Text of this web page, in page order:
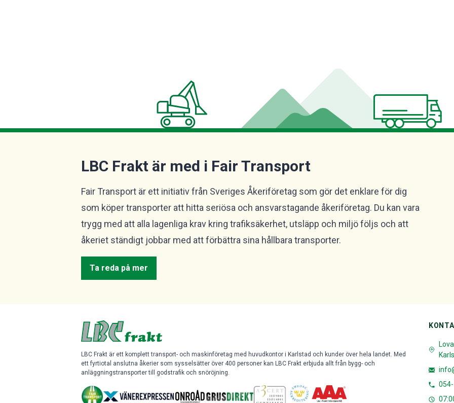
LBC Frakt är med i Fair Transport
Fair Transport är ett initiativ från Sveriges Åkeriföretag som gör det enklare för dig
som köper transporter att hitta seriösa och ansvarstagande åkeriföretag. Du kan vara
trygg med att alla lagenliga krav kring trafiksäkerhet, utsläpp och miljö följs och att
åkeriet ständigt jobbar med att förbättra sina hållbara transporter.
Ta reda på mer
LBC Frakt är ett komplett transport- och maskinföretag med huvudkontor i Karlstad och kunder över hela landet. Med
ett fyrtiotal anslutna åkerier som sysselsätter över 400 personer kan LBC Frakt erbjuda allt från bygg- och
anläggningstransporter till godstrafik och snöröjning.